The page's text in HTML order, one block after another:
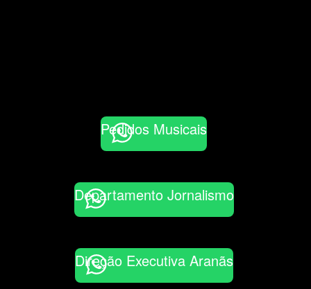
Pedidos Musicais
Departamento Jornalismo
Direção Executiva Aranãs